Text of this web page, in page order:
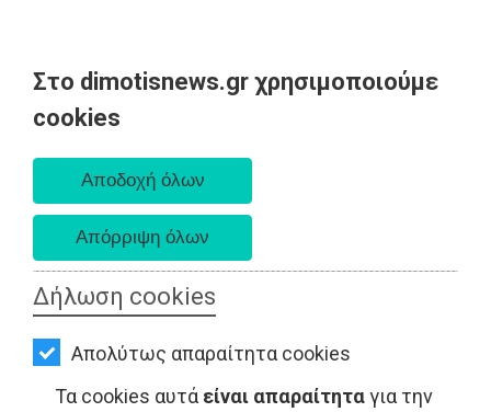
Στο dimotisnews.gr χρησιμοποιούμε
cookies
Δήλωση cookies
Απολύτως απαραίτητα cookies
Τα cookies αυτά είναι απαραίτηταγια την
AΡΧΙΚΗ
ΕΙΔΗΣΕΙΣ
ΠΟΛΙΤΙΚΗ
ΤΟΠΙΚΗ
ΑΥΤΟΔΙΟΙΚΗΣΗ
ΟΙΚΟΝΟΜΙΑ
ΑΘΛΗΤΙΣΜΟΣ